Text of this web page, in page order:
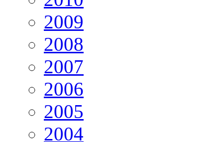
2009
2008
2007
2006
2005
2004